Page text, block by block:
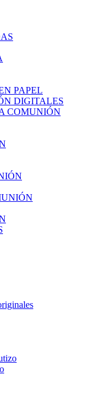
PAPEL
DIGITALES
COMUNIÓN